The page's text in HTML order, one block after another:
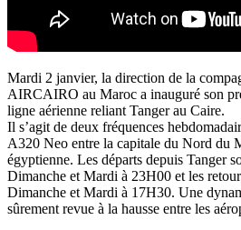
Mardi 2 janvier, la direction de la
AIRCAIRO au Maroc a inauguré son
ligne aérienne reliant Tanger au Caire.
Il s’agit de deux fréquences
A320 Neo entre la capitale du Nord du
égyptienne. Les départs depuis Tanger
Dimanche et Mardi à 23H00 et les
Dimanche et Mardi à 17H30. Une
sûrement revue à la hausse entre les